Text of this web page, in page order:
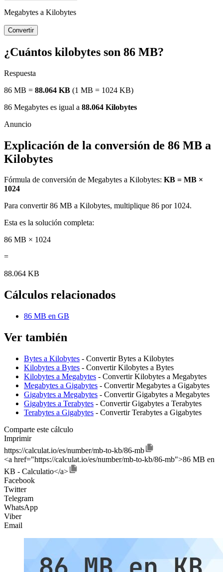
Megabytes a Kilobytes
Convertir
¿Cuántos kilobytes son 86 MB?
Respuesta
86 MB = 88.064 KB (1 MB = 1024 KB)
86 Megabytes es igual a 88.064 Kilobytes
Explicación de la conversión de 86 MB a
Kilobytes
Fórmula de conversión de Megabytes a Kilobytes: KB = MB ×
1024
Para convertir 86 MB a Kilobytes, multiplique 86 por 1024.
Esta es la solución completa:
86 MB × 1024
=
88.064 KB
Cálculos relacionados
86 MB en GB
Ver también
Bytes a Kilobytes - Convertir Bytes a Kilobytes
Kilobytes a Bytes - Convertir Kilobytes a Bytes
Kilobytes a Megabytes - Convertir Kilobytes a Megabytes
Megabytes a Gigabytes - Convertir Megabytes a Gigabytes
Gigabytes a Megabytes - Convertir Gigabytes a Megabytes
Gigabytes a Terabytes - Convertir Gigabytes a Terabytes
Terabytes a Gigabytes - Convertir Terabytes a Gigabytes
Comparte este cálculo
Imprimir
https://calculat.io/es/number/mb-to-kb/86-mb
<a href="https://calculat.io/es/number/mb-to-kb/86-mb">86 MB en
KB - Calculatio</a>
Facebook
Twitter
Telegram
WhatsApp
Viber
Email